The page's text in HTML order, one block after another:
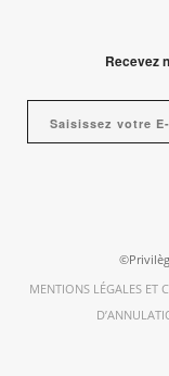
Recevez
MENTIONS LÉGALES ET